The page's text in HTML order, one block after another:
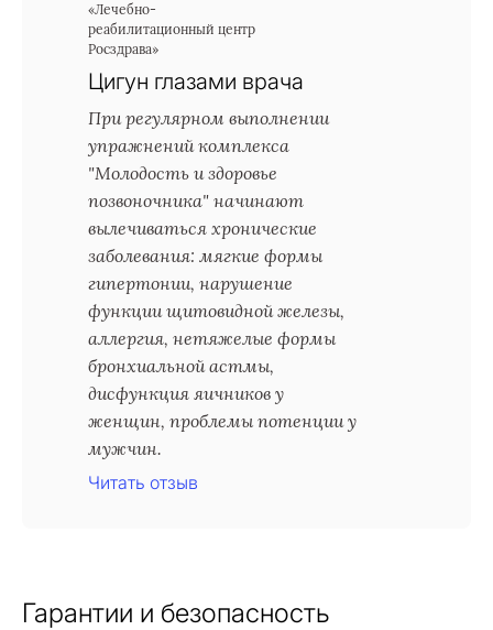
«Лечебно-
реабилитационный центр
Росздрава»
Цигун глазами врача
При регулярном выполнении
упражнений комплекса
"Молодость и здоровье
позвоночника" начинают
вылечиваться хронические
заболевания: мягкие формы
гипертонии, нарушение
функции щитовидной железы,
аллергия, нетяжелые формы
бронхиальной астмы,
дисфункция яичников у
женщин, проблемы потенции у
мужчин.
Читать отзыв
Гарантии и безопасность